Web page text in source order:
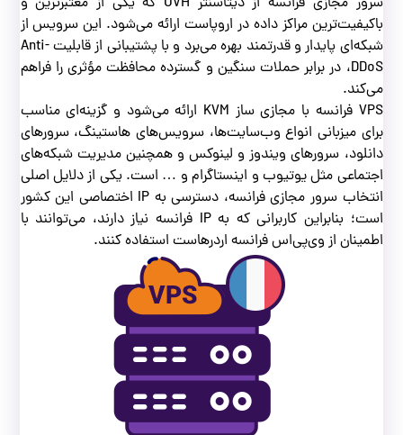
باکیفیت‌ترین مراکز داده در اروپاست ارائه می‌شود. این سرویس از
شبکه‌ای پایدار و قدرتمند بهره می‌برد و با پشتیبانی از قابلیت Anti-
DDoS، در برابر حملات سنگین و گسترده محافظت مؤثری را فراهم
می‌کند.
VPS فرانسه با مجازی ‌ساز KVM ارائه می‌شود و گزینه‌ای مناسب
برای میزبانی انواع وب‌سایت‌ها، سرویس‌های هاستینگ، سرورهای
دانلود، سرورهای ویندوز و لینوکس و همچنین مدیریت شبکه‌های
اجتماعی مثل یوتیوب و اینستاگرام و … است. یکی از دلایل اصلی
انتخاب سرور مجازی فرانسه، دسترسی به IP اختصاصی این کشور
است؛ بنابراین کاربرانی که به IP فرانسه نیاز دارند، می‌توانند با
اطمینان از وی‌پی‌اس فرانسه اردرهاست استفاده کنند.